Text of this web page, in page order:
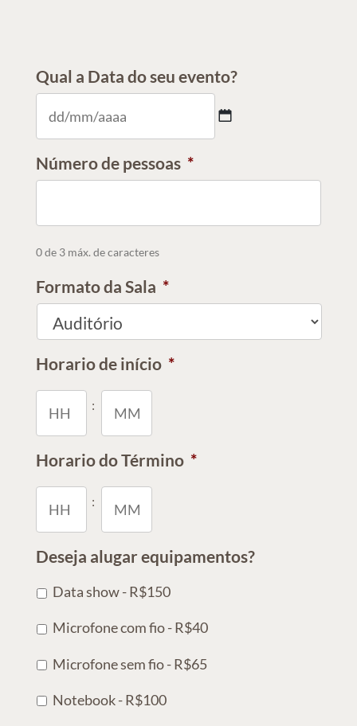
Qual a Data do seu evento?
barra
YYYY
Número de pessoas *
0 de 3 máx. de caracteres
Formato da Sala *
Horario de início *
:
Horario do Término *
:
Deseja alugar equipamentos?
Data show - R$150
Microfone com fio - R$40
Microfone sem fio - R$65
Notebook - R$100